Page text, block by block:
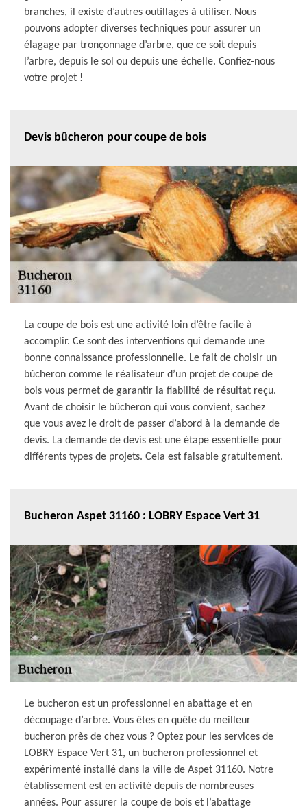
branches, il existe d’autres outillages à utiliser. Nous
pouvons adopter diverses techniques pour assurer un
élagage par tronçonnage d’arbre, que ce soit depuis
l’arbre, depuis le sol ou depuis une échelle. Confiez-nous
votre projet !
Devis bûcheron pour coupe de bois
La coupe de bois est une activité loin d’être facile à
accomplir. Ce sont des interventions qui demande une
bonne connaissance professionnelle. Le fait de choisir un
bûcheron comme le réalisateur d’un projet de coupe de
bois vous permet de garantir la fiabilité de résultat reçu.
Avant de choisir le bûcheron qui vous convient, sachez
que vous avez le droit de passer d’abord à la demande de
devis. La demande de devis est une étape essentielle pour
différents types de projets. Cela est faisable gratuitement.
Bucheron Aspet 31160 : LOBRY Espace Vert 31
Le bucheron est un professionnel en abattage et en
découpage d’arbre. Vous êtes en quête du meilleur
bucheron près de chez vous ? Optez pour les services de
LOBRY Espace Vert 31, un bucheron professionnel et
expérimenté installé dans la ville de Aspet 31160. Notre
établissement est en activité depuis de nombreuses
années. Pour assurer la coupe de bois et l’abattage